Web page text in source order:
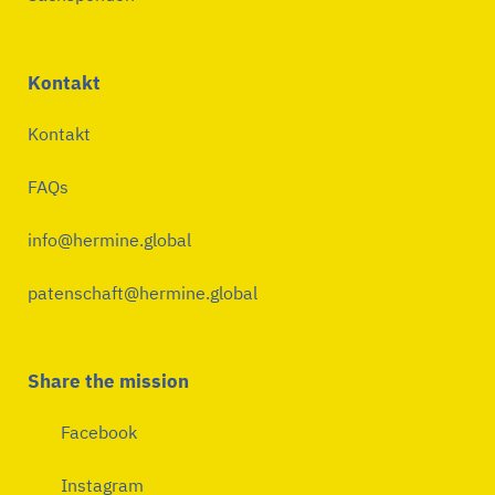
Kontakt
Kontakt
FAQs
info@hermine.global
patenschaft@hermine.global
Share the mission
Facebook
Instagram